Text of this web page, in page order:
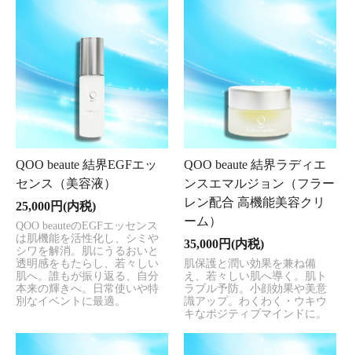
QOO beaute 結界EGFエッ
センス（美容液）
25,000円(内税)
QOO beauteのEGFエッセンス
は肌機能を活性化し、シミや
シワを解消。肌にうるおいと
透明感をもたらし、若々しい
肌へ。誰もが振り返る、自分
本来の輝きへ。日常使いや特
別なイベントに最適。
QOO beaute 結界ラディエ
ンスエマルジョン（フラー
レン配合 高機能美容クリ
ーム）
35,000円(内税)
肌保護と潤い効果を兼ね備
え、若々しい肌へ導く。肌ト
ラブル予防。小顔効果や美意
識アップ。わくわく・ウキウ
キなポジティブマインドに。